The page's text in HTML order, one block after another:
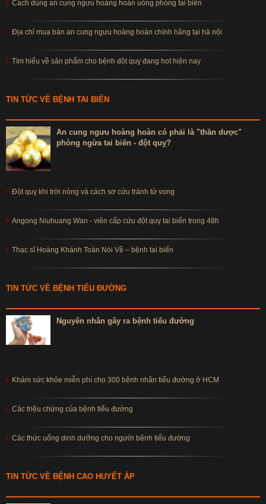
Cách dùng an cung ngưu hoàng hoàn uống phòng tai biến
Địa chỉ mua bán an cung ngưu hoàng hoàn chính hãng tại hà nội
Tìm hiểu về sản phẩm cho bệnh đột quỵ đang hot hiện nay
TIN TỨC VỀ BỆNH TAI BIẾN
An cung ngưu hoàng hoàn có phải là "thần dược"
phòng ngừa tai biến - đột quỵ?
Đột quỵ khi trời nóng và cách sơ cứu tránh tử vong
Angong Niuhuang Wan - viên cấp cứu đột quỵ tai biến trong 48h
Thạc sĩ Hoàng Khánh Toàn Nói Về – bệnh tai biến
TIN TỨC VỀ BỆNH TIỂU ĐƯỜNG
Nguyên nhân gây ra bệnh tiểu đường
Khám sức khỏe miễn phí cho 300 bệnh nhân tiểu đường ở HCM
Các triệu chứng của bệnh tiểu đường
Các thức uống dinh dưỡng cho người bệnh tiểu đường
TIN TỨC VỀ BỆNH CAO HUYẾT ÁP